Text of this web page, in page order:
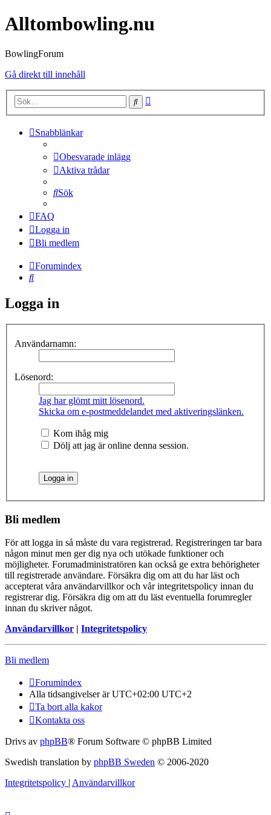
Alltombowling.nu
BowlingForum
Gå direkt till innehåll
Sök
Snabblänkar
Obesvarade inlägg
Aktiva trådar
Sök
FAQ
Logga in
Bli medlem
Forumindex
Sök
Logga in
Användarnamn:
Lösenord:
Jag har glömt mitt lösenord.
Skicka om e-postmeddelandet med aktiveringslänken.
Kom ihåg mig
Dölj att jag är online denna session.
Bli medlem
För att logga in så måste du vara registrerad. Registreringen tar bara
någon minut men ger dig nya och utökade funktioner och
möjligheter. Forumadministratören kan också ge extra behörigheter
till registrerade användare. Försäkra dig om att du har läst och
accepterat våra användarvillkor och vår integritetspolicy innan du
registrerar dig. Försäkra dig om att du läst eventuella forumregler
innan du skriver något.
Användarvillkor | Integritetspolicy
Bli medlem
Forumindex
Alla tidsangivelser är UTC+02:00 UTC+2
Ta bort alla kakor
Kontakta oss
Drivs av phpBB® Forum Software © phpBB Limited
Swedish translation by phpBB Sweden © 2006-2020
Integritetspolicy | Användarvillkor